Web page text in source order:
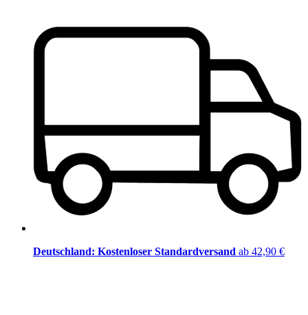
Deutschland: Kostenloser Standardversand ab 42,90 €